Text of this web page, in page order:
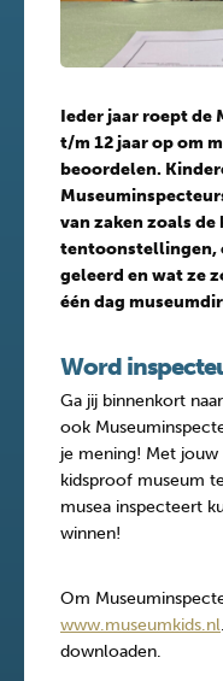
Ieder jaar roept de
t/m 12 jaar op om
beoordelen.
van zaken zoals
tentoonstellingen,
geleerd en wat ze
één dag
Word
Ga jij binnenkort
ook
je mening! Met
kidsproof museum
musea inspecteert
winnen!
Om
www.museumkids.nl
downloaden.